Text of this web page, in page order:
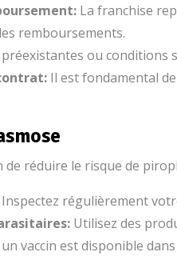
La franchise
remboursements.
ou conditions
Il est fondamental
réduire le risque de
Inspectez régulièrement
Utilisez des
un vaccin est disponible